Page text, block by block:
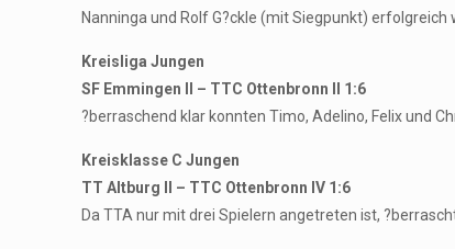
Nanninga und Rolf G?ckle (mit Siegpunkt) erfolgreich
Kreisliga Jungen
SF Emmingen II – TTC Ottenbronn II 1:6
?berraschend klar konnten Timo, Adelino, Felix und
Kreisklasse C Jungen
TT Altburg II – TTC Ottenbronn IV 1:6
Da TTA nur mit drei Spielern angetreten ist,